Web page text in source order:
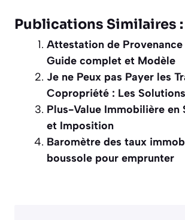
Publications Similaires :
Attestation de Provenance
Guide complet et Modèle
Je ne Peux pas Payer les
Copropriété : Les Solutions
Plus-Value Immobilière en
et Imposition
Baromètre des taux
boussole pour emprunter